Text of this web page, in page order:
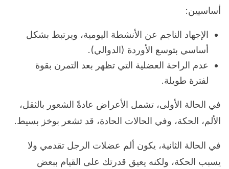
أساسيين:
الإجهاد الناجم عن الأنشطة اليومية، ويرتبط بشكل
أساسي بتوسع الأوردة (الدوالي).
عدم الراحة العضلية التي تظهر بعد التمرن بقوة
لفترة طويلة.
في الحالة الأولى، تشمل الأعراض عادةً الشعور بالثقل،
الألم، الحكة، وفي الحالات الحادة، قد تشعر بوخز بسيط.
في الحالة الثانية، يكون ألم عضلات الرجل تقدمي ولا
يسبب الحكة، ولكنه يعيق قدرتك على القيام ببعض